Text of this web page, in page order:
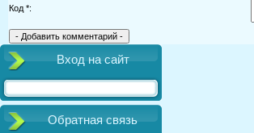
Код *:
Вход на сайт
Обратная связь